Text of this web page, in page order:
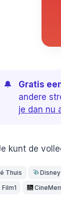
🔔 Gratis
andere
je dan nu
kunt de
Thuis
Film1